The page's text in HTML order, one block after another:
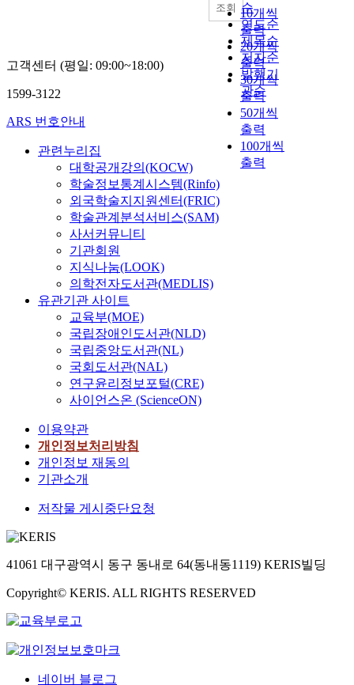
순
연도순
제목순
저자순
발행기
관순
10개씩
출력
20개씩
출력
30개씩
출력
50개씩
출력
100개씩
출력
조회
고객센터 (평일: 09:00~18:00)
1599-3122
ARS 번호안내
관련누리집
대학공개강의(KOCW)
학술정보통계시스템(Rinfo)
외국학술지지원센터(FRIC)
학술관계분석서비스(SAM)
사서커뮤니티
기관회원
지식나눔(LOOK)
의학전자도서관(MEDLIS)
유관기관 사이트
교육부(MOE)
국립장애인도서관(NLD)
국립중앙도서관(NL)
국회도서관(NAL)
연구윤리정보포털(CRE)
사이언스온 (ScienceON)
이용약관
개인정보처리방침
개인정보 재동의
기관소개
저작물 게시중단요청
41061 대구광역시 동구 동내로 64(동내동1119) KERIS빌딩
Copyright© KERIS. ALL RIGHTS RESERVED
네이버 블로그